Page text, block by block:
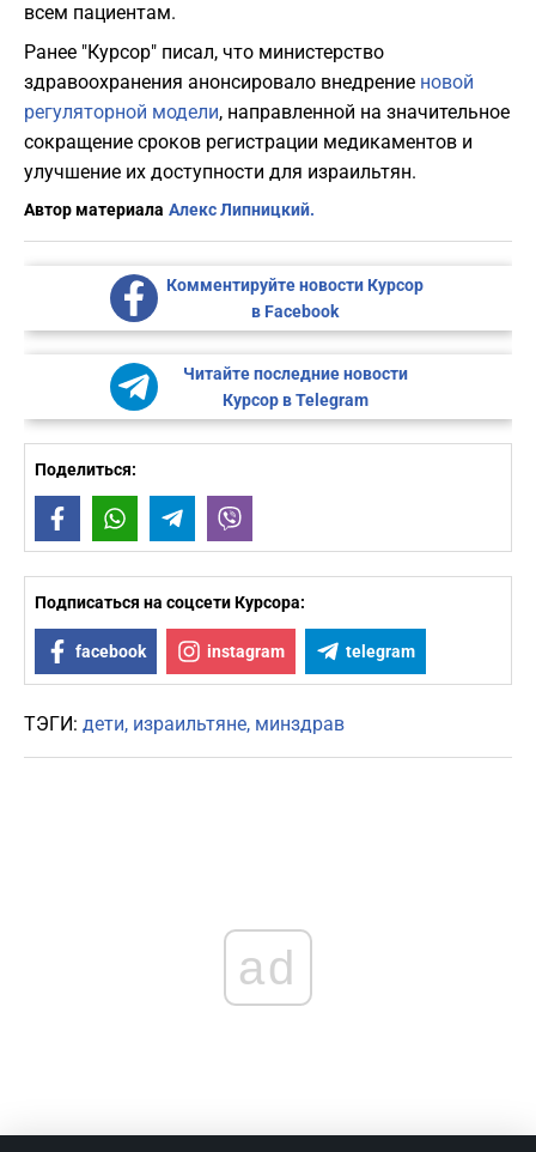
всем пациентам.
Ранее "Курсор" писал, что министерство
здравоохранения анонсировало внедрение новой
регуляторной модели, направленной на значительное
сокращение сроков регистрации медикаментов и
улучшение их доступности для израильтян.
Автор материала Алекс Липницкий.
Комментируйте новости Курсор
в Facebook
Читайте последние новости
Курсор в Telegram
Поделиться:
FacebookWhatsAppTelegram
Подписаться на соцсети Курсора:
facebook instagram telegram
ТЭГИ: дети израильтяне минздрав
ad